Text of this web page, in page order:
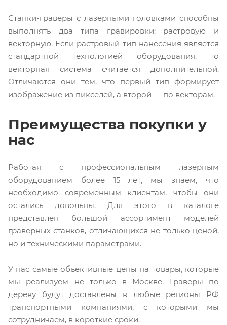
Станки-граверы с лазерными головками способны
выполнять два типа гравировки: растровую и
векторную. Если растровый тип нанесения является
стандартной технологией оборудования, то
векторная система считается дополнительной.
Отличаются они тем, что первый тип формирует
изображение из пикселей, а второй — по векторам.
Преимущества покупки у
нас
Работая с профессиональным лазерным
оборудованием более 15 лет, мы знаем, что
необходимо современным клиентам, чтобы они
остались довольны. Для этого в каталоге
представлен большой ассортимент моделей
граверных станков, отличающихся не только ценой,
но и техническими параметрами.
У нас самые объективные цены на товары, которые
мы реализуем не только в Москве. Граверы по
дереву будут доставлены в любые регионы РФ
транспортными компаниями, с которыми мы
сотрудничаем, в короткие сроки.